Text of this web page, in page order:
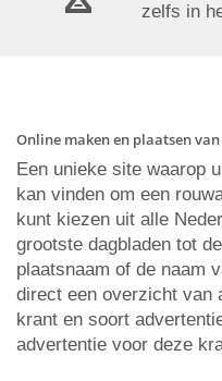
zelfs in
Online maken en plaatsen
Een unieke site waarop
kan vinden om een
kunt kiezen uit alle
grootste dagbladen tot
plaatsnaam of de naam
direct een overzicht van
krant en soort
advertentie voor deze